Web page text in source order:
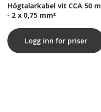
Högtalarkabel vit CCA 50 m
- 2 x 0,75 mm²
Logg inn for priser